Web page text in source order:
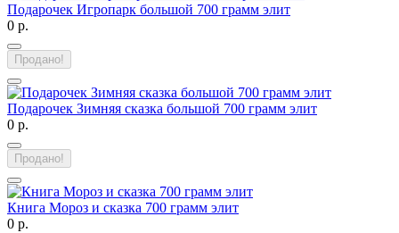
Подарочек Игропарк большой 700 грамм элит
0 р.
Продано!
Подарочек Зимняя сказка большой 700 грамм элит
0 р.
Продано!
Книга Мороз и сказка 700 грамм элит
0 р.